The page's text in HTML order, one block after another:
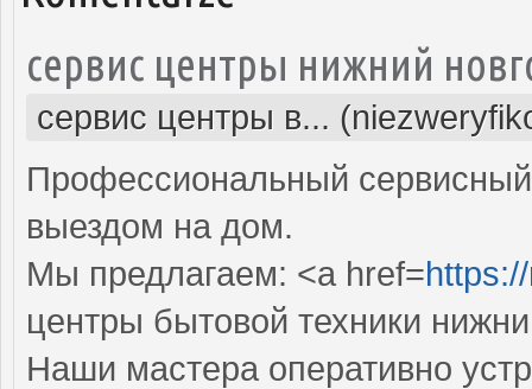
сервис центры нижний
сервис центры в...
Профессиональный
выездом на дом.
Мы предлагаем: <a href=
центры бытовой техники
Наши мастера оперативно